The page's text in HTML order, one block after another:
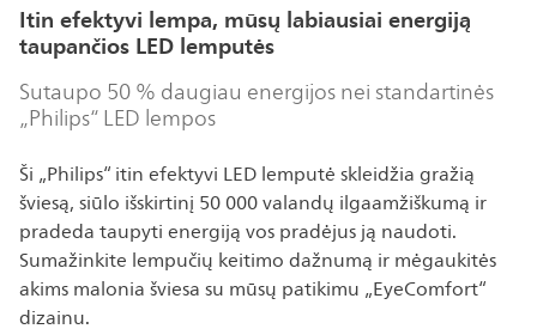
Itin efektyvi lempa, mūsų labiausiai energiją
taupančios LED lemputės
Sutaupo 50 % daugiau energijos nei standartinės
„Philips“ LED lempos
Ši „Philips“ itin efektyvi LED lemputė skleidžia gražią
šviesą, siūlo išskirtinį 50 000 valandų ilgaamžiškumą ir
pradeda taupyti energiją vos pradėjus ją naudoti.
Sumažinkite lempučių keitimo dažnumą ir mėgaukitės
akims malonia šviesa su mūsų patikimu „EyeComfort“
dizainu.